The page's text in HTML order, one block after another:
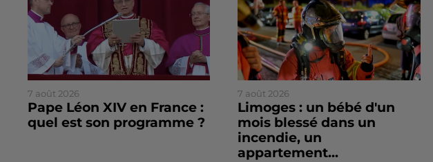
7 août 2026
Pape Léon XIV en France :
quel est son programme ?
7 août 2026
Limoges : un bébé d'un
mois blessé dans un
incendie, un
appartement...